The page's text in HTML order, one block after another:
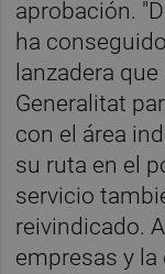
aprobación.
ha
lanzadera
Generalitat
con el área
su ruta en el
servicio
reivindicado.
empresas y